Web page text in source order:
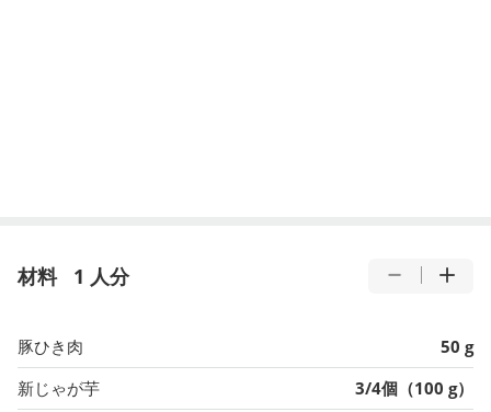
材料 1 人分
豚ひき肉
50 g
新じゃが芋
3/4個（100 g）